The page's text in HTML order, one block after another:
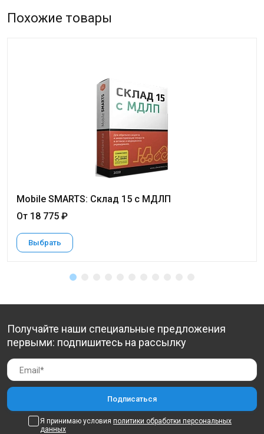
Похожие товары
Mobile SMARTS: Склад 15 с МДЛП
От 18 775 ₽
Выбрать
Получайте наши специальные предложения
первыми: подпишитесь на рассылку
Я принимаю условия политики обработки персональных
данных